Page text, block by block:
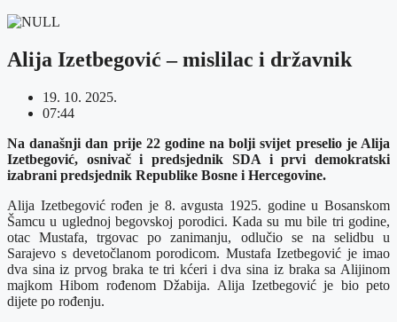
Alija Izetbegović – mislilac i državnik
19. 10. 2025.
07:44
Na današnji dan prije 22 godine na bolji svijet preselio je Alija
Izetbegović, osnivač i predsjednik SDA i prvi demokratski
izabrani predsjednik Republike Bosne i Hercegovine.
Alija Izetbegović rođen je 8. avgusta 1925. godine u Bosanskom
Šamcu u uglednoj begovskoj porodici. Kada su mu bile tri godine,
otac Mustafa, trgovac po zanimanju, odlučio se na selidbu u
Sarajevo s devetočlanom porodicom. Mustafa Izetbegović je imao
dva sina iz prvog braka te tri kćeri i dva sina iz braka sa Alijinom
majkom Hibom rođenom Džabija. Alija Izetbegović je bio peto
dijete po rođenju.